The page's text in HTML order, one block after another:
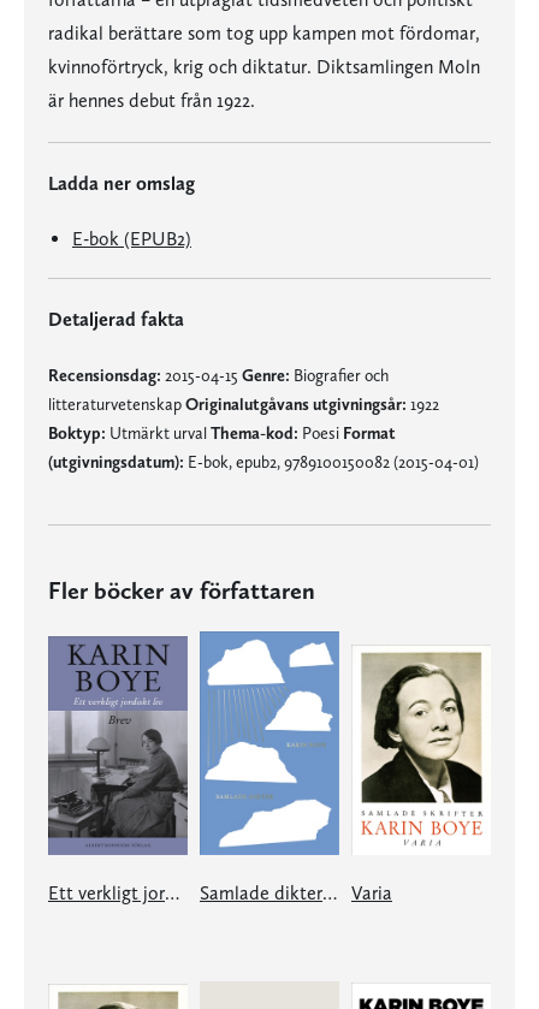
radikal berättare som tog upp kampen mot fördomar,
kvinnoförtryck, krig och diktatur. Diktsamlingen Moln
är hennes debut från 1922.
Ladda ner omslag
E-bok (EPUB2)
Detaljerad fakta
Recensionsdag: 2015-04-15 Genre: Biografier och
litteraturvetenskapOriginalutgåvans utgivningsår: 1922
Boktyp: Utmärkt urvalThema-kod: Poesi Format
(utgivningsdatum): E-bok, epub2, 9789100150082 (2015-04-01)
Fler böcker av författaren
Ett verkligt jordiskt liv Samlade dikter Karin Boye Varia